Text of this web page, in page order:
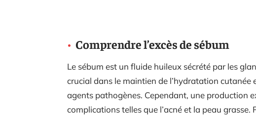
Comprendre l’excès de sébum
Le sébum est un fluide huileux sécrété par les
crucial dans le maintien de l’hydratation
agents pathogènes. Cependant, une production
complications telles que l’acné et la peau grasse.